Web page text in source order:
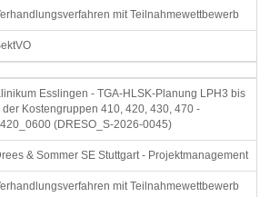
mit Teilnahmewettbewerb
Esslingen - TGA-HLSK-Planung LPH3 bis
der Kostengruppen 410, 420, 430, 470 -
(DRESO_S-2026-0045)
& Sommer SE Stuttgart - Projektmanagement
mit Teilnahmewettbewerb